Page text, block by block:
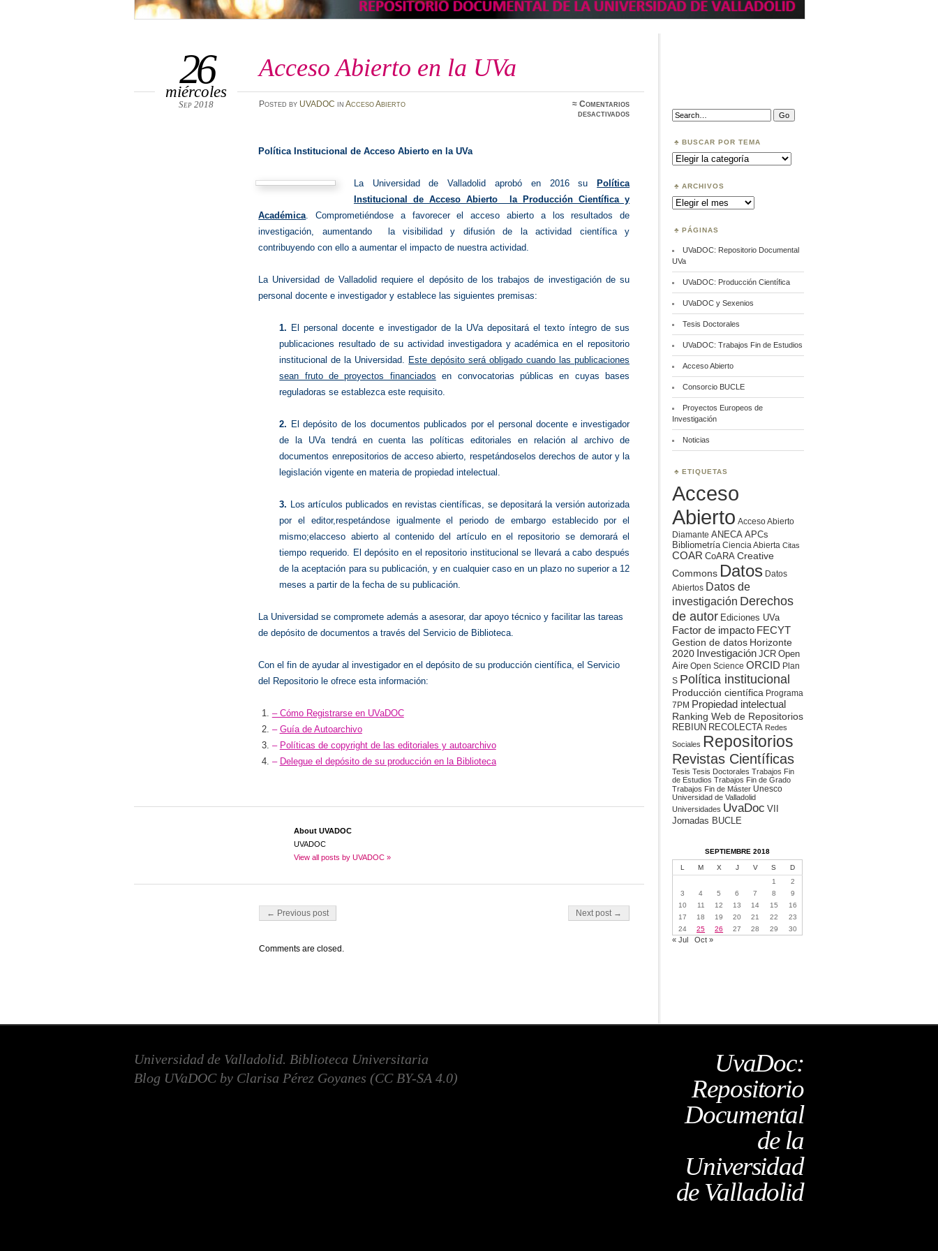
Acceso Abierto en la UVa
26
miércoles
Sep 2018 Posted by UVADOC in Acceso Abierto ≈Comentarios
desactivadosen
Política Institucional de Acceso Abierto en la UVa
La Universidad de Valladolid aprobó en 2016 su
Política
Institucional de Acceso Abierto la Producción Científica y
Académica. Comprometiéndose a favorecer el acceso abierto a los resultados de
investigación, aumentando la visibilidad y difusión de la actividad científica y
contribuyendo con ello a aumentar el impacto de nuestra actividad.
La Universidad de Valladolid requiere el depósito de los trabajos de investigación de su
personal docente e investigador y establece las siguientes premisas:
1. El personal docente e investigador de la UVa depositará el texto íntegro de sus
publicaciones resultado de su actividad investigadora y académica en el repositorio
institucional de la Universidad. Este depósito será obligado cuando las publicaciones
sean fruto de proyectos financiados en convocatorias públicas en cuyas bases
reguladoras se establezca este requisito.
2. El depósito de los documentos publicados por el personal docente e investigador
de la UVa tendrá en cuenta las políticas editoriales en relación al archivo de
documentos enrepositorios de acceso abierto, respetándoselos derechos de autor y la
legislación vigente en materia de propiedad intelectual.
3. Los artículos publicados en revistas científicas, se depositará la versión autorizada
por el editor,respetándose igualmente el periodo de embargo establecido por el
mismo;elacceso abierto al contenido del artículo en el repositorio se demorará el
tiempo requerido. El depósito en el repositorio institucional se llevará a cabo después
de la aceptación para su publicación, y en cualquier caso en un plazo no superior a 12
meses a partir de la fecha de su publicación.
La Universidad se compromete además a asesorar, dar apoyo técnico y facilitar las tareas
de depósito de documentos a través del Servicio de Biblioteca.
Con el fin de ayudar al investigador en el depósito de su producción científica, el Servicio
del Repositorio le ofrece esta información:
– Cómo Registrarse en UVaDOC
– Guía de Autoarchivo
– Políticas de copyright de las editoriales y autoarchivo
– Delegue el depósito de su producción en la Biblioteca
About UVADOC
UVADOC
View all posts by UVADOC »
Post navigation
← Previous post Next post →
Comments are closed.
Search:
BUSCAR POR TEMA
Buscar
por
ARCHIVOS
Archivos
PÁGINAS
UVaDOC: Repositorio Documental
UVa
UVaDOC: Producción Científica
UVaDOC y Sexenios
Tesis Doctorales
UVaDOC: Trabajos Fin de Estudios
Acceso Abierto
Consorcio BUCLE
Proyectos Europeos de
Investigación
Noticias
ETIQUETAS
Acceso
Abierto Acceso Abierto
Diamante ANECA APCs
Bibliometría Ciencia Abierta Citas
COAR CoARA Creative
Commons Datos Datos
Abiertos Datos de
investigación Derechos
de autor Ediciones UVa
Factor de impacto FECYT
Gestion de datos Horizonte
2020 Investigación JCR Open
Aire Open Science ORCID Plan
S Política institucional
Producción científica Programa
7PM Propiedad intelectual
Ranking Web de Repositorios
REBIUN RECOLECTA Redes
Sociales Repositorios
Revistas Científicas
Tesis Tesis Doctorales Trabajos Fin
de Estudios Trabajos Fin de Grado
Trabajos Fin de Máster Unesco
Universidad de Valladolid
Universidades UvaDoc VII
Jornadas BUCLE
SEPTIEMBRE 2018
L M X J V S
D
1
2
3
4 5 6 7 8
9
10
11 12 13 14 15
16
17
18 19 20 21 22
23
24
25 26 27 28 29 30
« Jul Oct »
UvaDoc:
Repositorio
Documental
de la
Universidad
de Valladolid
Universidad de Valladolid. Biblioteca Universitaria
Blog UVaDOC by Clarisa Pérez Goyanes (CC BY-SA 4.0)